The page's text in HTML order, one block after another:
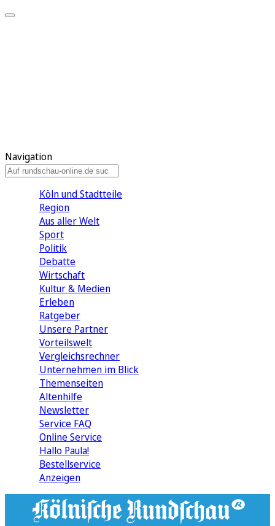
Navigation
Köln und Stadtteile
Region
Aus aller Welt
Sport
Politik
Debatte
Wirtschaft
Kultur & Medien
Erleben
Ratgeber
Unsere Partner
Vorteilswelt
Vergleichsrechner
Unternehmen im Blick
Themenseiten
Altenhilfe
Newsletter
Service FAQ
Online Service
Hallo Paula!
Bestellservice
Anzeigen